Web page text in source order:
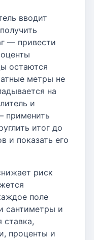
вводит
— привести
остаются
метры не
на
и
применить
итог до
и показать его
риск
поле
сантиметры и
ставка,
проценты и